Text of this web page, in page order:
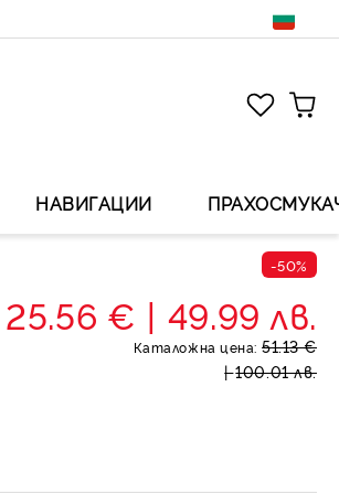
НАВИГАЦИИ
-50%
25.56 € 49.99 лв.
Каталожна цена: 51.13 €
100.01 лв.